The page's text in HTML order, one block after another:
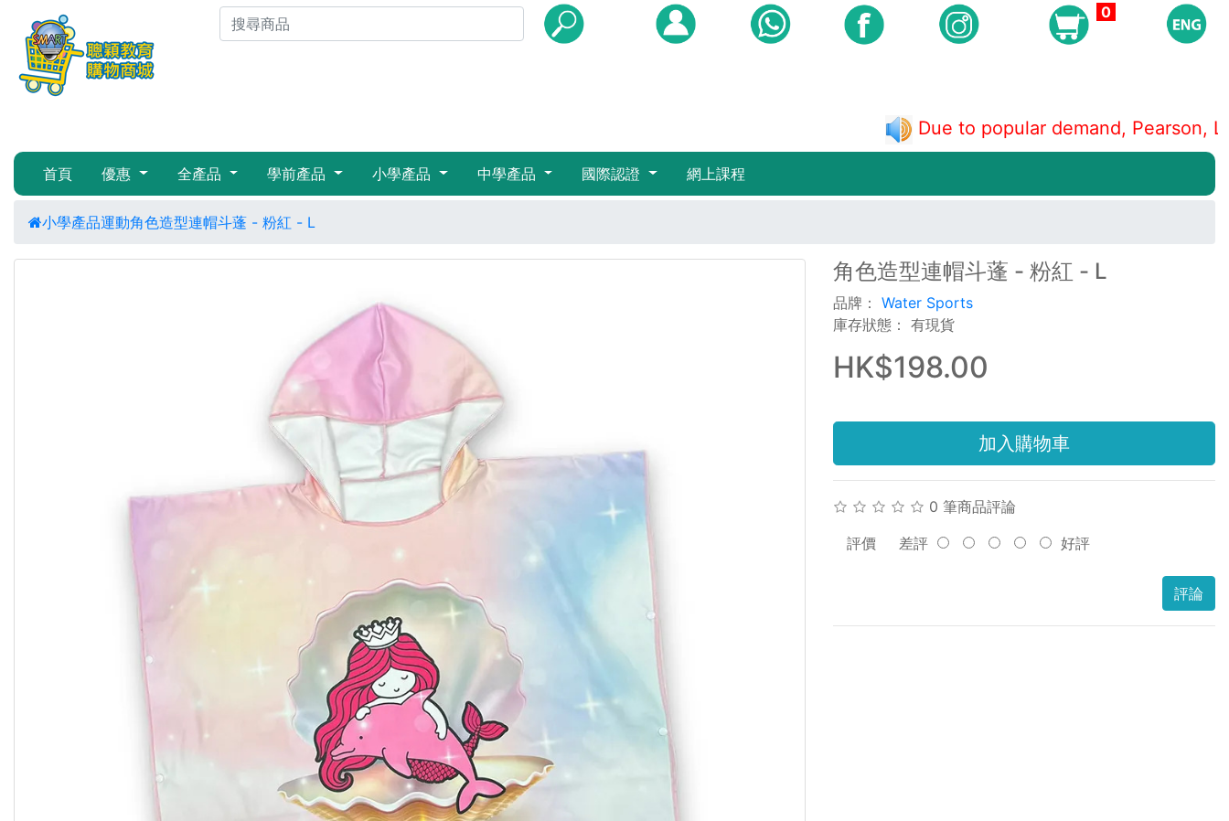
0
Due to popular demand, Pearson,
首頁 優惠 全產品 學前產品 小學產品 中學產品 國際認證 網上課程
小學產品運動角色造型連帽斗蓬 - 粉紅 - L
角色造型連帽斗蓬 - 粉紅 - L
品牌： Water Sports
庫存狀態： 有現貨
HK$198.00
加入購物車
0 筆商品評論
評價 差評 好評
評論